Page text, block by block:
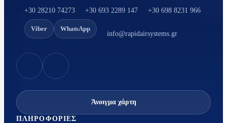
+30 28210 74273 +30 693 2289 147 +30 698 8231 966
Viber WhatsApp
info@rapidairsystems.gr
Άνοιγμα χάρτη
ΠΛΗΡΟΦΟΡΊΕΣ